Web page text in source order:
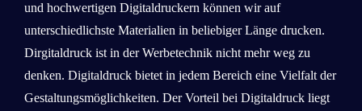
und hochwertigen Digitaldruckern können wir auf
unterschiedlichste Materialien in beliebiger Länge drucken.
Dirgitaldruck ist in der Werbetechnik nicht mehr weg zu
denken. Digitaldruck bietet in jedem Bereich eine Vielfalt der
Gestaltungsmöglichkeiten. Der Vorteil bei Digitaldruck liegt